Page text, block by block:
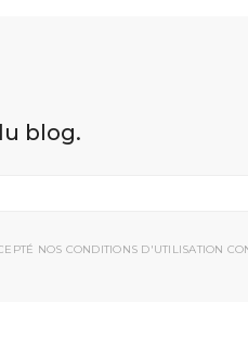
blog.
NOS CONDITIONS D'UTILISATION